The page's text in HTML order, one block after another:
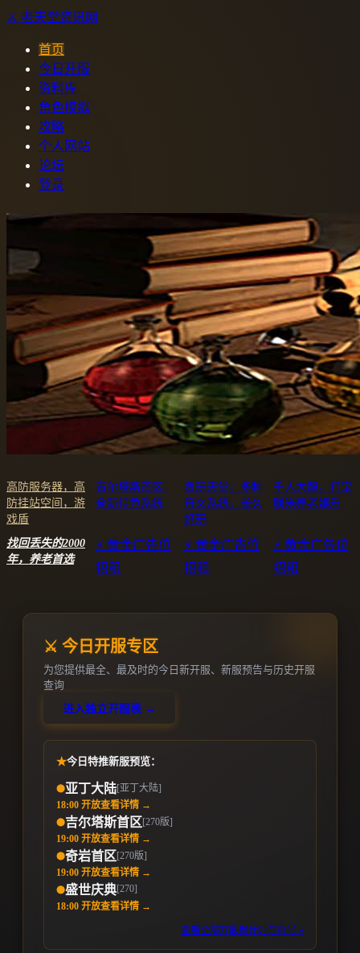
⚔️ 老天堂资讯网
首页
今日开服
资料库
角色模拟
攻略
个人网站
论坛
登录
高防服务器，高
防挂站空间，游
戏盾
吉尔塔斯首区-
全新特色系统
贪玩天堂，多种
符文系统，长久
好玩
千人大服，打宝
赚米养老娱乐
找回丢失的2000
年，养老首选
⚡ 黄金广告位
招租
⚡ 黄金广告位
招租
⚡ 黄金广告位
招租
⚔️ 今日开服专区
为您提供最全、最及时的今日新开服、新服预告与历史开服
查询
进入独立开服表 →
★今日特推新服预览：
⬤亚丁大陆[亚丁大陆]
18:00 开放查看详情 →
⬤吉尔塔斯首区 [270版]
19:00 开放查看详情 →
⬤奇岩首区 [270版]
19:00 开放查看详情 →
⬤盛世庆典[270]
18:00 开放查看详情 →
查看全部开服倒计时与群号 »